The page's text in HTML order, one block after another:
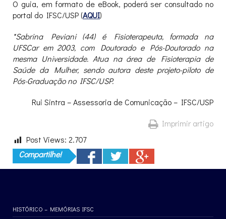
O guia, em formato de eBook, poderá ser consultado no
portal do IFSC/USP (AQUI)
*Sabrina Peviani (44) é Fisioterapeuta, formada na
UFSCar em 2003, com Doutorado e Pós-Doutorado na
mesma Universidade. Atua na área de Fisioterapia de
Saúde da Mulher, sendo autora deste projeto-piloto de
Pós-Graduação no IFSC/USP.
Rui Sintra – Assessoria de Comunicação – IFSC/USP
Imprimir artigo
Post Views: 2.707
Compartilhe!
HISTÓRICO – MEMÓRIAS IFSC